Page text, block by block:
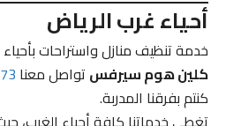
أحياء غرب الرياض
خدمة تنظيف منازل واستراحات بأحياء
كلين هوم سيرفستواصل معنا
كنتم بفرقنا المدربة.